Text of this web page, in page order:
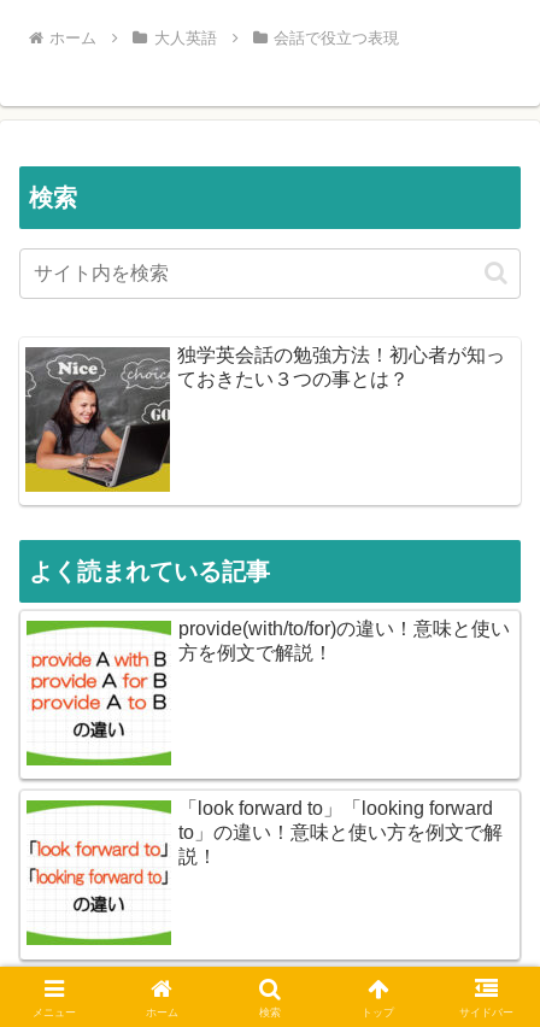
ホーム 大人英語 会話で役立つ表現
検索
独学英会話の勉強方法！初心者が知っ
ておきたい３つの事とは？
よく読まれている記事
provide(with/to/for)の違い！意味と使い
方を例文で解説！
「look forward to」「looking forward
to」の違い！意味と使い方を例文で解
説！
「take into account」の意味と使い
方！considerとの違いを例文で解説！
メニュー ホーム 検索 トップ サイドバー